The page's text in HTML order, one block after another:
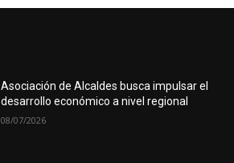
Asociación de Alcaldes busca impulsar el
desarrollo económico a nivel regional
08/07/2026